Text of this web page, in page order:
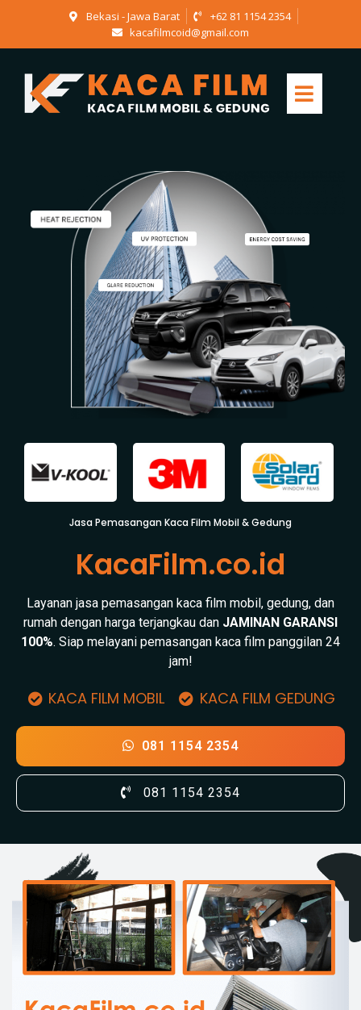
Bekasi - Jawa Barat
+62 81 1154 2354
kacafilmcoid@gmail.com
Jasa Pemasangan Kaca Film Mobil & Gedung
KacaFilm.co.id
Layanan jasa pemasangan kaca film mobil, gedung, dan
rumah dengan harga terjangkau dan JAMINAN GARANSI
100%. Siap melayani pemasangan kaca film panggilan 24
jam!
KACA FILM MOBIL KACA FILM GEDUNG
081 1154 2354
081 1154 2354